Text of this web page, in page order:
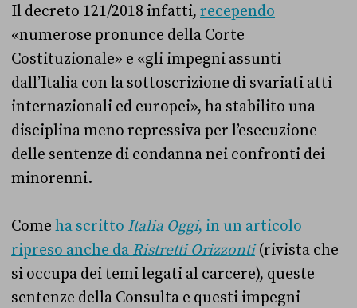
Il decreto 121/2018 infatti, recependo
«numerose pronunce della Corte
Costituzionale» e «gli impegni assunti
dall’Italia con la sottoscrizione di svariati atti
internazionali ed europei», ha stabilito una
disciplina meno repressiva per l’esecuzione
delle sentenze di condanna nei confronti dei
minorenni.
Come ha scritto Italia Oggi, in un articolo
ripreso anche da Ristretti Orizzonti(rivista che
si occupa dei temi legati al carcere), queste
sentenze della Consulta e questi impegni